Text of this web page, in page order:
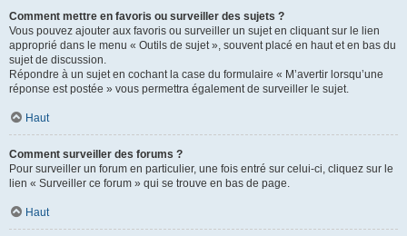
Comment mettre en favoris ou surveiller des sujets ?
Vous pouvez ajouter aux favoris ou surveiller un sujet en cliquant sur le lien
approprié dans le menu « Outils de sujet », souvent placé en haut et en bas du
sujet de discussion.
Répondre à un sujet en cochant la case du formulaire « M’avertir lorsqu’une
réponse est postée » vous permettra également de surveiller le sujet.
Haut
Comment surveiller des forums ?
Pour surveiller un forum en particulier, une fois entré sur celui-ci, cliquez sur le
lien « Surveiller ce forum » qui se trouve en bas de page.
Haut